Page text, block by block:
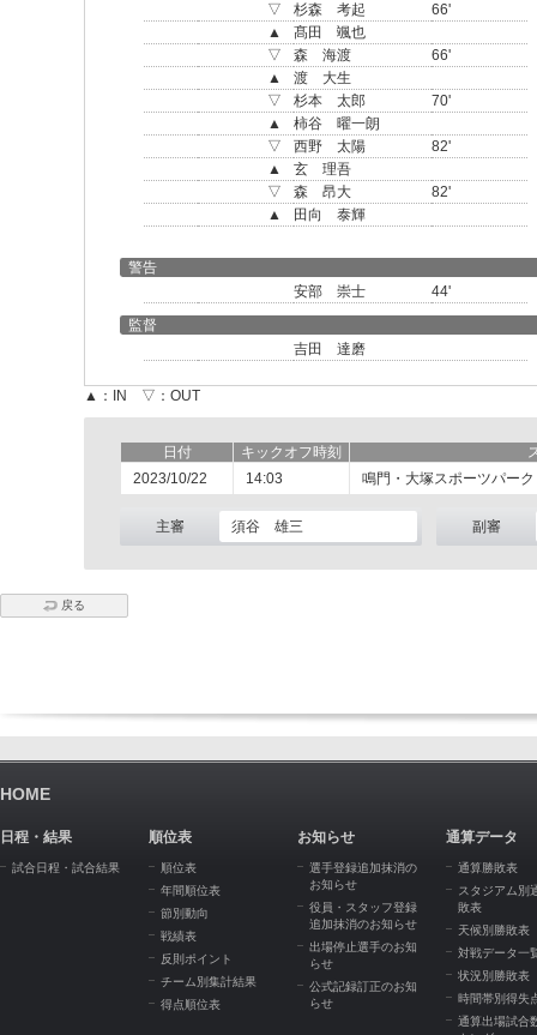
▽
杉森 考起
66'
▲
髙田 颯也
▽
森 海渡
66'
▲
渡 大生
▽
杉本 太郎
70'
▲
柿谷 曜一朗
▽
西野 太陽
82'
▲
玄 理吾
▽
森 昂大
82'
▲
田向 泰輝
警告
安部 崇士
44'
監督
吉田 達磨
▲：IN ▽：OUT
日付 キックオフ時刻
2023/10/22
14:03 鳴門・大塚スポーツパー
主審 須谷 雄三 副審
戻る
HOME
日程・結果
試合日程・試合結果
順位表
順位表
年間順位表
節別動向
戦績表
反則ポイント
チーム別集計結果
得点順位表
お知らせ
選手登録追加抹消の
お知らせ
役員・スタッフ登録
追加抹消のお知らせ
出場停止選手のお知
らせ
公式記録訂正のお知
らせ
通算データ
通算勝敗表
スタジアム別
敗表
天候別勝敗表
対戦データ一
状況別勝敗表
時間帯別得失
通算出場試合